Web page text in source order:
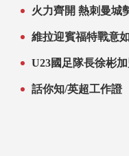
火力齊開 熱刺曼城
維拉迎賓福特戰意
U23國足隊長徐彬
話你知/英超工作證